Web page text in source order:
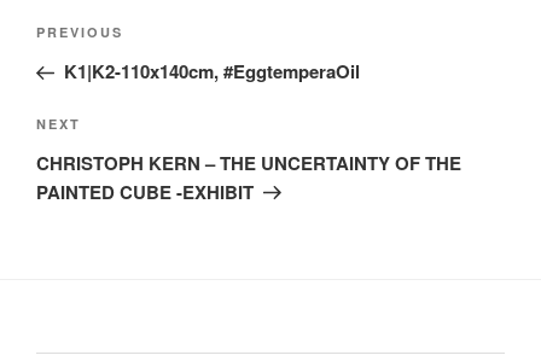
Post
Previous
Post
PREVIOUS
K1|K2-110x140cm, #EggtemperaOil
Next
Post
NEXT
CHRISTOPH KERN – THE UNCERTAINTY OF THE
PAINTED CUBE -EXHIBIT